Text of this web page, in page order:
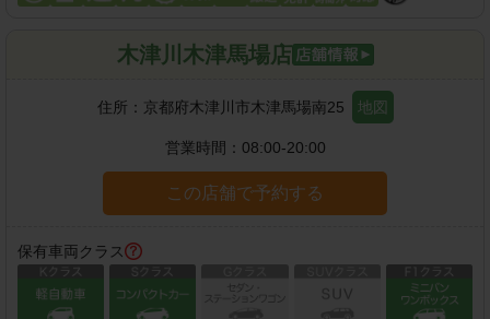
木津川木津馬場店
住所： 京都府木津川市木津馬場南25 地図
営業時間： 08:00-20:00
この店舗で予約する
保有車両クラス